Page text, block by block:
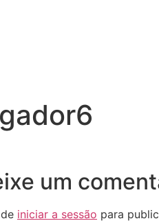
um
iniciar a sessão para